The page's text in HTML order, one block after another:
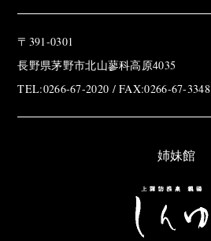
〒391-0301
長野県茅野市北山蓼科高原4035
TEL:0266-67-2020 / FAX:0266-67-3348
姉妹館